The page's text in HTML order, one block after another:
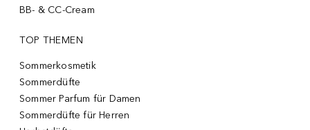
BB- & CC-Cream
TOP THEMEN
Sommerkosmetik
Sommerdüfte
Sommer Parfum für Damen
Sommerdüfte für Herren